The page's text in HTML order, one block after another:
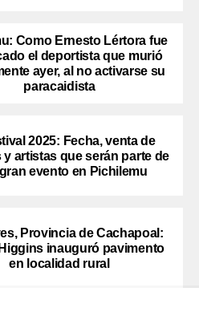
Como Ernesto Lértora fue
el deportista que murió
ayer, al no activarse su
paracaidista
2025: Fecha, venta de
y artistas que serán parte de
evento en Pichilemu
Provincia de Cachapoal:
inauguró pavimento
en localidad rural